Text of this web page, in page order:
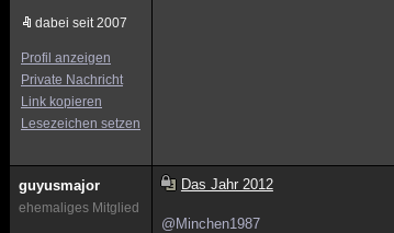
dabei seit 2007
Profil anzeigen
Private Nachricht
Link kopieren
Lesezeichen setzen
guyusmajor
ehemaliges Mitglied
Das Jahr 2012
@Minchen1987